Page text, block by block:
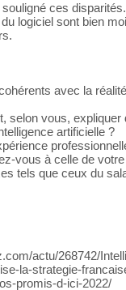
ces
logiciel sont bien
avec la
selon vous, expliquer
artificielle ?
vous à celle de
tels que ceux du
actu/268742/
la-strategie-
promis-d-ici-2022/